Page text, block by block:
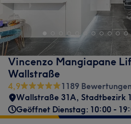
Vincenzo Mangiapane
Wallstraße
4,9
1189
Wallstraße 31A, Stadtbezirk 1
Geöffnet Dienstag: 10:00 -